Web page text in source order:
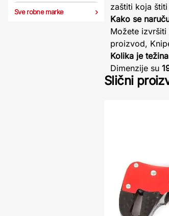
Sve robne marke
zaštiti koja
Kako se
Možete
proizvod,
Kolika je
Dimenzije su
Slični